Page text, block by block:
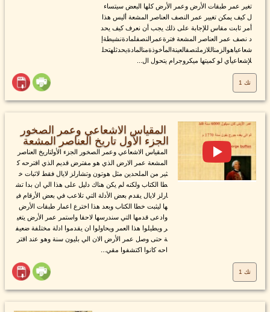
تغير عمر طبقات الأرض وعمر الأرض كلها البعض سيتساء
ل كيف يمكن تغيير عمر النصف العناصر المشعة أليس هذا
أمر ثابت مقاس للإجابة على ذلك يجب أن نعرف كيف يحد
د نصف عمر العناصر المشعة فترةعمرالنصفلمادةنشيطةإ
شعاعياهوالزمناللازملنصفالعينةالمأخوذةمنالمادةيحدثلهتحل
لإشعاعيأي لو كميتها ميكروجرام يتحول ال...
تك 1
المقياس الاشعاعي وعمر الصخور
الجزء الأول تاريخ العناصر المشعة
المقياس الاشعاعي وعمر الصخور الجزء الأولتاريخ العناصر
المشعة عمر الارض الذي هو مفترض قديم الذي اقترحه ك
ثير من الملحدين مثل هوتون وتشارلز لايال فقط لاثبات خ
طا الكتاب ولكنه لم يكن هناك دليل على هذا الي ان بدا تش
ارلز لايال يقدم بعض الأدلة التي تلاعب في بعض الأرقام في
ها ليثبت خطا الكتاب وبعد هذا اخترع اعمار طبقات الأرض
وادعى قدمها التي سندرسها لاحقا واستمر عمر الأرض يتغي
ر ويطيلوا هذا العمر ويحاولوا ان يقدموا ادلة مختلفة ضعيف
ة حتى وصل عمر الأرض الان الي بليون سنة وهو عند اقتر
احه كانوا اكتشفوا مقي...
تك 1